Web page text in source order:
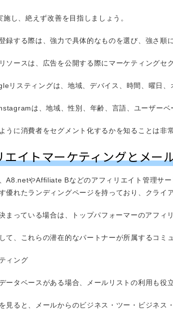
し、絶えず改善を目指しましょう。
録する際は、強力で具体的なものを選び、強さ順
ソースは、広告を公開する際にマーケティングセ
リスティングは、地域、デバイス、時間、曜日
は、地域、性別、年齢、言語、ユーザーベ
うに消費者をセグメント化するかを知ることは非
エイトマーケティングとメー
A8.netやAffiliate Bなどのアフィリエイト管理サ
優れたランディングページを持っており、クライ
まっている場合は、トップパフォーマーのアフィ
て、これらの潜在的なパートナーが所属するコミ
ィング
ータベースがある場合、メールリストの利用も役
見ると、メールからのビジネス・ツー・ビジネス